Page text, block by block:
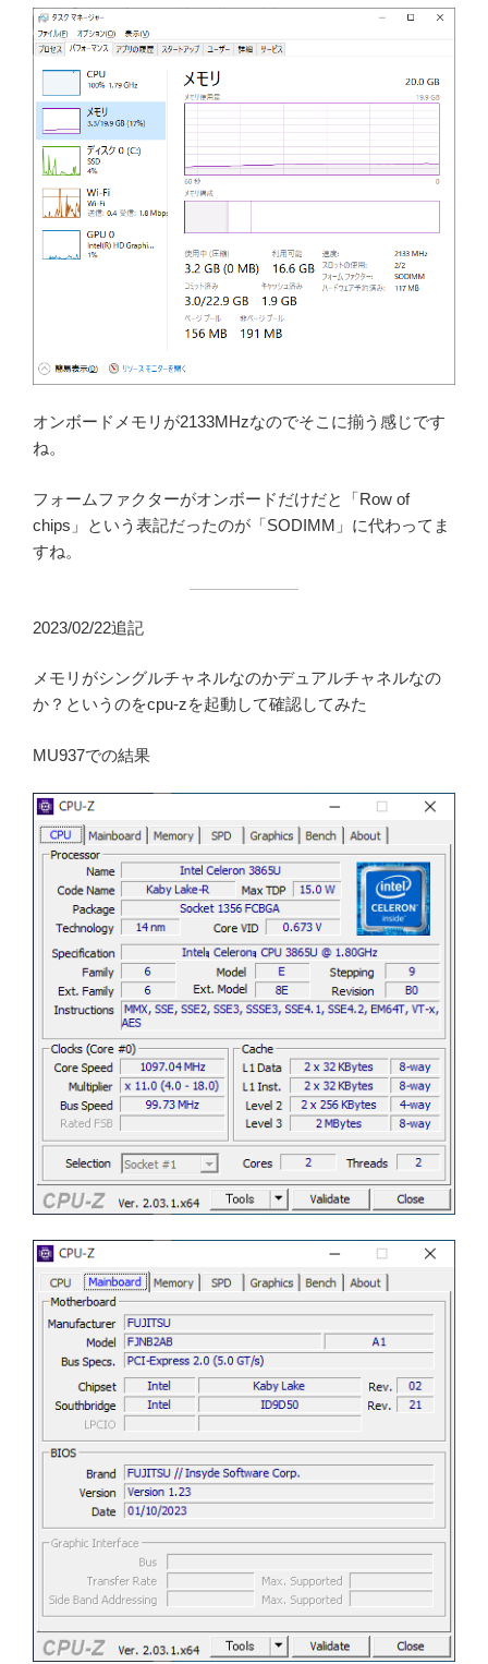
オンボードメモリが2133MHzなのでそこに揃う感じです
ね。
フォームファクターがオンボードだけだと「Row of
chips」という表記だったのが「SODIMM」に代わってま
すね。
2023/02/22追記
メモリがシングルチャネルなのかデュアルチャネルなの
か？というのをcpu-zを起動して確認してみた
MU937での結果